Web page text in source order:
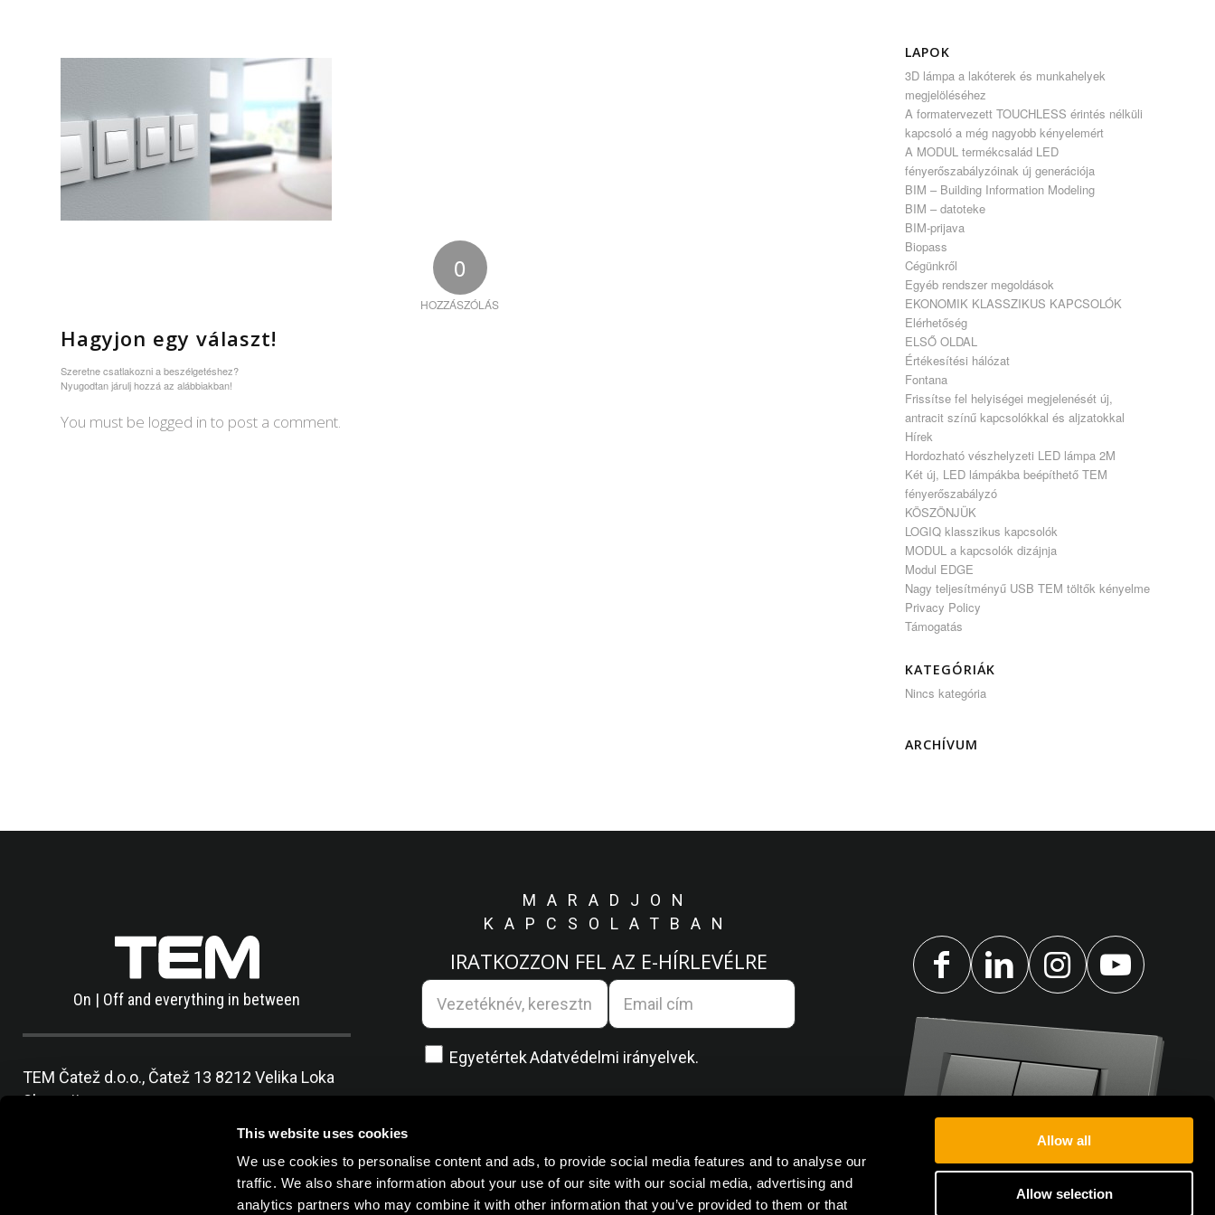
This website uses cookies
We use cookies to personalise content and ads, to provide social media features and to analyse our
traffic. We also share information about your use of our site with our social media, advertising and
analytics partners who may combine it with other information that you’ve provided to them or that
Allow all
Allow selection
0
HOZZÁSZÓLÁS
Hagyjon egy választ!
Szeretne csatlakozni a beszélgetéshez?
Nyugodtan járulj hozzá az alábbiakban!
You must be logged in to post a comment.
LAPOK
3D lámpa a lakóterek és munkahelyek
megjelöléséhez
A formatervezett TOUCHLESS érintés nélküli
kapcsoló a még nagyobb kényelemért
A MODUL termékcsalád LED
fényerőszabályzóinak új generációja
BIM – Building Information Modeling
BIM – datoteke
BIM-prijava
Biopass
Cégünkről
Egyéb rendszer megoldások
EKONOMIK KLASSZIKUS KAPCSOLÓK
Elérhetőség
ELSŐ OLDAL
Értékesítési hálózat
Fontana
Frissítse fel helyiségei megjelenését új,
antracit színű kapcsolókkal és aljzatokkal
Hírek
Hordozható vészhelyzeti LED lámpa 2M
Két új, LED lámpákba beépíthető TEM
fényerőszabályzó
KÖSZÖNJÜK
LOGIQ klasszikus kapcsolók
MODUL a kapcsolók dizájnja
Modul EDGE
Nagy teljesítményű USB TEM töltők kényelme
Privacy Policy
Támogatás
KATEGÓRIÁK
Nincs kategória
ARCHÍVUM
On | Off and everything in between
TEM Čatež d.o.o., Čatež 13 8212 Velika Loka
Slovenija
info@tem.si
MARADJON
KAPCSOLATBAN
IRATKOZZON FEL AZ E-HÍRLEVÉLRE
EgyetértekAdatvédelmi irányelvek.